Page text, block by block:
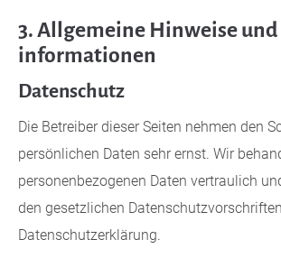
3. Allgemeine Hinweise
informationen
Datenschutz
Die Betreiber dieser Seiten nehmen den
persönlichen Daten sehr ernst. Wir
personenbezogenen Daten vertraulich
den gesetzlichen
Datenschutzerklärung.